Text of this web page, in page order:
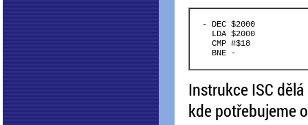
  - DEC $2000
    LDA $2000
    CMP #$18
Instrukce ISC
kde potřebujeme